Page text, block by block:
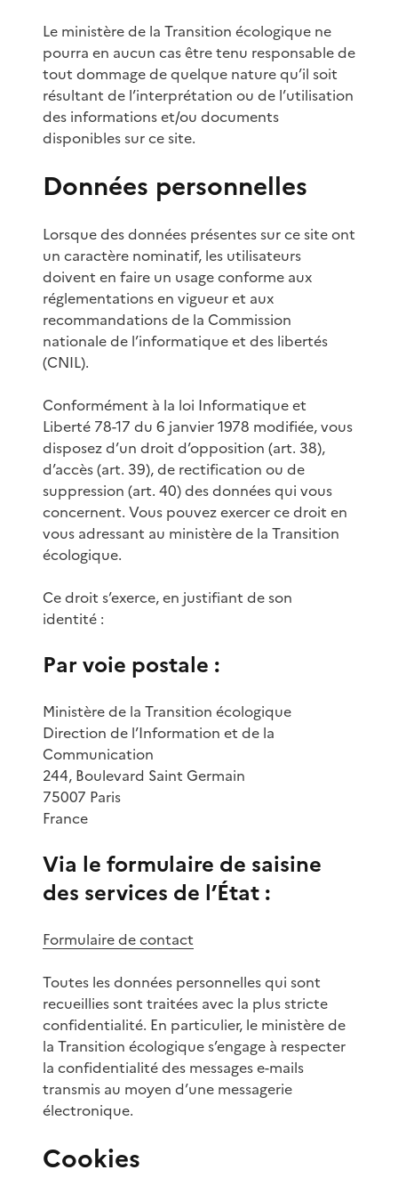
Le ministère de la Transition écologique ne
pourra en aucun cas être tenu responsable de
tout dommage de quelque nature qu’il soit
résultant de l’interprétation ou de l’utilisation
des informations et/ou documents
disponibles sur ce site.
Données personnelles
Lorsque des données présentes sur ce site ont
un caractère nominatif, les utilisateurs
doivent en faire un usage conforme aux
réglementations en vigueur et aux
recommandations de la Commission
nationale de l’informatique et des libertés
(CNIL).
Conformément à la loi Informatique et
Liberté 78-17 du 6 janvier 1978 modifiée, vous
disposez d’un droit d’opposition (art. 38),
d’accès (art. 39), de rectification ou de
suppression (art. 40) des données qui vous
concernent. Vous pouvez exercer ce droit en
vous adressant au ministère de la Transition
écologique.
Ce droit s’exerce, en justifiant de son
identité :
Par voie postale :
Ministère de la Transition écologique
Direction de l’Information et de la
Communication
244, Boulevard Saint Germain
75007 Paris
France
Via le formulaire de saisine
des services de l’État :
Formulaire de contact
Toutes les données personnelles qui sont
recueillies sont traitées avec la plus stricte
confidentialité. En particulier, le ministère de
la Transition écologique s’engage à respecter
la confidentialité des messages e-mails
transmis au moyen d’une messagerie
électronique.
Cookies